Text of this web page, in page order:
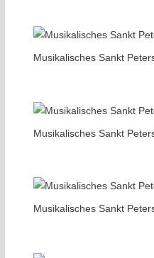
Musikalisches Sankt
Musikalisches Sankt
Musikalisches Sankt